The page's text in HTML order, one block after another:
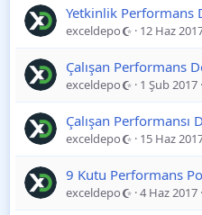
Yetkinlik Performans
exceldepo 12 Haz
Çalışan Performans
exceldepo 1 Şub 2017
Çalışan Performansı
exceldepo 15 Haz
9 Kutu Performans
exceldepo 4 Haz 2017